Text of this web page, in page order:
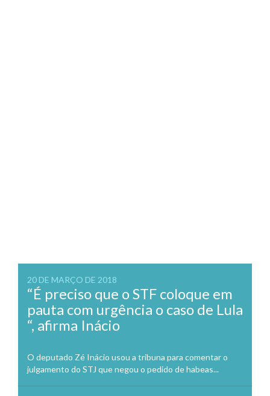
20 DE MARÇO DE 2018
“É preciso que o STF coloque em
pauta com urgência o caso de Lula
“, afirma Inácio
O deputado Zé Inácio usou a tribuna para comentar o
julgamento do STJ que negou o pedido de habeas...